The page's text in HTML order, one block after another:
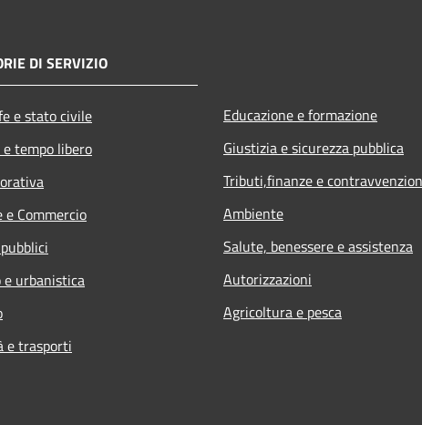
DI SERVIZIO
e stato civile
tempo libero
e Commercio
e urbanistica
e trasporti
Educazione e formazione
Giustizia e sicurezza pubblica
Tributi,finanze e
Ambiente
Salute, benessere e assistenza
Autorizzazioni
Agricoltura e pesca